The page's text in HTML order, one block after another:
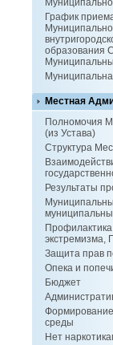
График
образования
Местная
Полномочия
(из Устава)
Структура
Результаты
экстремизма,
Защита прав
Опека и
Бюджет
среды
Нет